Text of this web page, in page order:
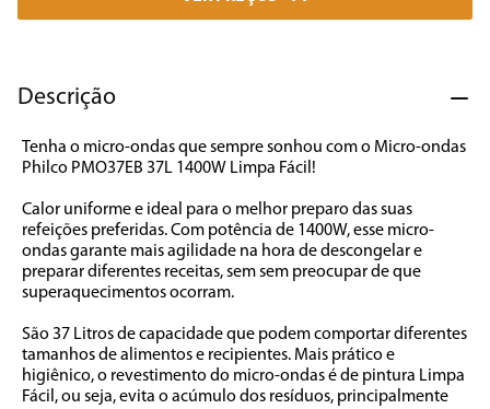
Descrição
Tenha o micro-ondas que sempre sonhou com o Micro-ondas
Philco PMO37EB 37L 1400W Limpa Fácil!
Calor uniforme e ideal para o melhor preparo das suas
refeições preferidas. Com potência de 1400W, esse micro-
ondas garante mais agilidade na hora de descongelar e
preparar diferentes receitas, sem sem preocupar de que
superaquecimentos ocorram.
São 37 Litros de capacidade que podem comportar diferentes
tamanhos de alimentos e recipientes. Mais prático e
higiênico, o revestimento do micro-ondas é de pintura Limpa
Fácil, ou seja, evita o acúmulo dos resíduos, principalmente
7º caixa som
9º forno
10º ventilador